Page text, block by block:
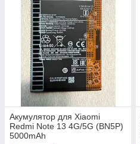
Акумулятор для Xiaomi
Redmi Note 13 4G/5G (BN5P)
5000mAh